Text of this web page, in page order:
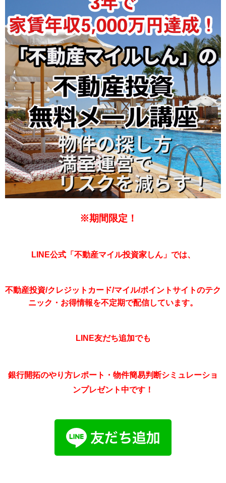
※期間限定！
LINE公式「不動産マイル投資家しん」では、
不動産投資/クレジットカード/マイル/ポイントサイトのテク
ニック・お得情報を不定期で配信しています。
LINE友だち追加でも
銀行開拓のやり方レポート・物件簡易判断シミュレーショ
ンプレゼント中です！